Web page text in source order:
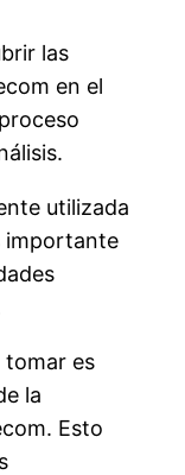
las
en el
utilizada
importante
tomar es
la
Esto